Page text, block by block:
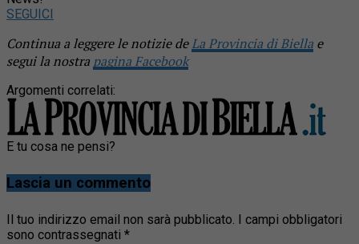
SEGUICI
Continua a leggere le notizie deLa Provincia di Biella e
segui la nostra pagina Facebook
Argomenti correlati:
E tu cosa ne pensi?
Lascia un commento
Il tuo indirizzo email non sarà pubblicato.
I campi obbligatori
sono contrassegnati *